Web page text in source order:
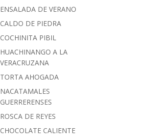
ENSALADA DE VERANO
CALDO DE PIEDRA
COCHINITA PIBIL
HUACHINANGO A LA
VERACRUZANA
TORTA AHOGADA
NACATAMALES
GUERRERENSES
ROSCA DE REYES
CHOCOLATE CALIENTE